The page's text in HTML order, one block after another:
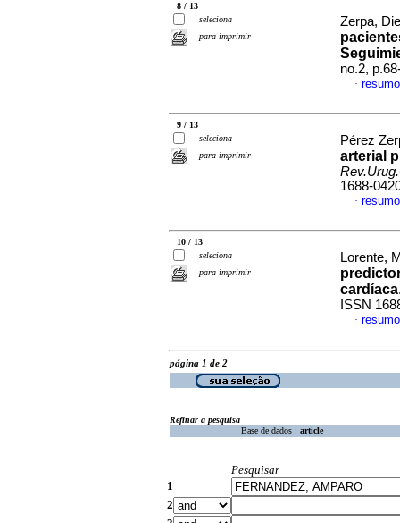
8 / 13
seleciona
para imprimir
Zerpa,
no.2,
·
9 / 13
seleciona
para imprimir
Pérez
arterial
1688-
·
10 / 13
seleciona
para imprimir
Lorente,
cardíaca
ISSN
·
página 1 de 2
Refinar a pesquisa
Base de dados : article
Pesquisar
1
2